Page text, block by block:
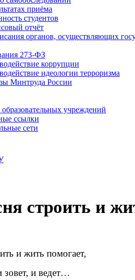
приёма
студентов
отчёт
органов, осуществляющих
273-ФЗ
коррупции
идеологии терроризма
Минтруда России
учреждений
ссылки
сети
строить и
и жить помогает,
зовет, и ведет…